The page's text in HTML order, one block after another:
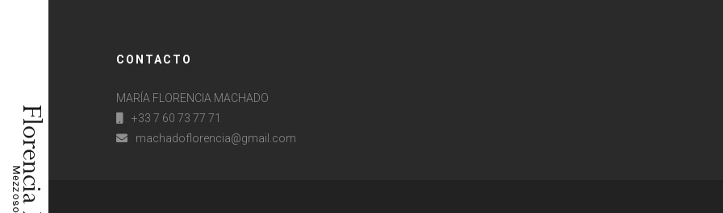
CONTACTO
MARÍA FLORENCIA MACHADO
+33 7 60 73 77 71
machadoflorencia@gmail.com